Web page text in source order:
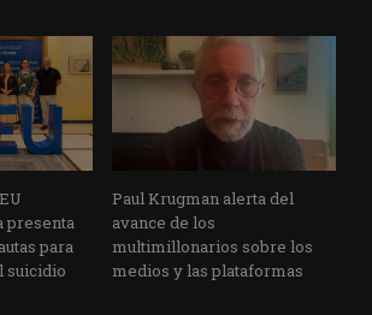
presenta
para
suicidio
Paul Krugman alerta del
avance de los
multimillonarios sobre los
medios y las plataformas